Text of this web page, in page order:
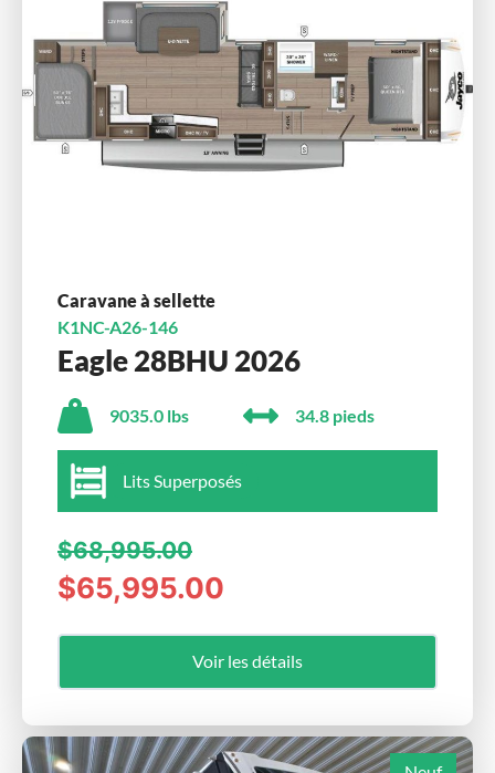
Caravane à sellette
K1NC-A26-146
Eagle 28BHU 2026
9035.0 lbs 34.8 pieds
Lits Superposés
$68,995.00
$65,995.00
Voir les détails